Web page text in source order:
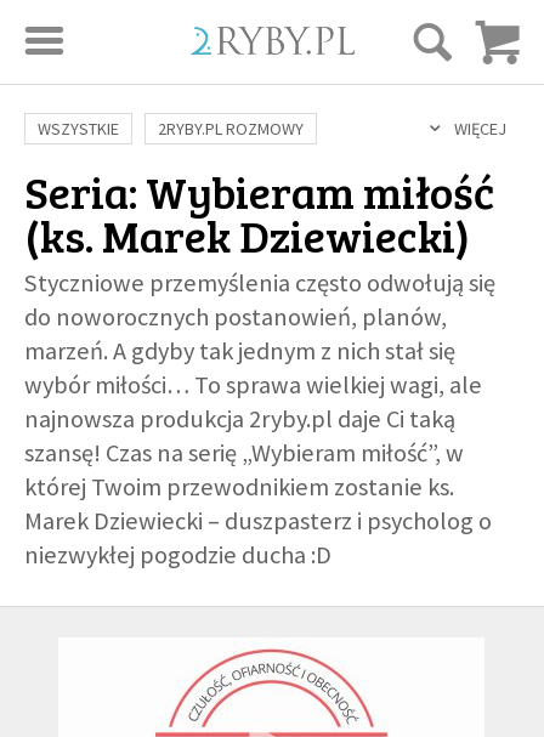
STRONA GŁÓWNA
SERIE FILMÓW
AUTORZY
BLOG
SKLEP
KSIĄŻKI
AUDIOBOOKI
GALERIA
DRUŻYNA
WIĘCEJ
WSZYSTKIE 2RYBY.PL ROZMOWY
SAME DOBRE WIADOMOŚCI ROZWÓJ
SZTUKA ŻYCIA MIŁOŚĆ DUCHOWOŚĆ
RODZINA BIBLIA
KOBIETA MĘŻCZYZNA RELIGIE FILOZOFIA
KULTURA ŚWIĘCI SEKS IN VITRO ADOPCJA
Seria: Wybieram miłość
(ks. Marek Dziewiecki)
Styczniowe przemyślenia często odwołują się
do noworocznych postanowień, planów,
marzeń. A gdyby tak jednym z nich stał się
wybór miłości… To sprawa wielkiej wagi, ale
najnowsza produkcja 2ryby.pl daje Ci taką
szansę! Czas na serię „Wybieram miłość”, w
której Twoim przewodnikiem zostanie ks.
Marek Dziewiecki – duszpasterz i psycholog o
niezwykłej pogodzie ducha :D